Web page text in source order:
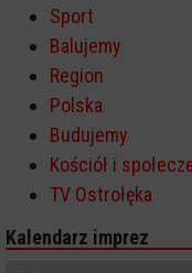
Sport
Balujemy
Region
Polska
Budujemy
Kościół i
TV Ostrołęka
Kalendarz imprez